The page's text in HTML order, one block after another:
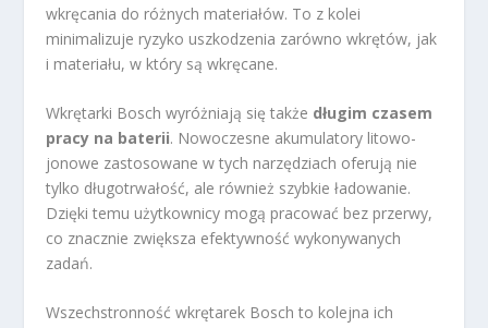
wkręcania do różnych materiałów. To z kolei
minimalizuje ryzyko uszkodzenia zarówno wkrętów, jak
i materiału, w który są wkręcane.
Wkrętarki Bosch wyróżniają się także długim czasem
pracy na baterii. Nowoczesne akumulatory litowo-
jonowe zastosowane w tych narzędziach oferują nie
tylko długotrwałość, ale również szybkie ładowanie.
Dzięki temu użytkownicy mogą pracować bez przerwy,
co znacznie zwiększa efektywność wykonywanych
zadań.
Wszechstronność wkrętarek Bosch to kolejna ich